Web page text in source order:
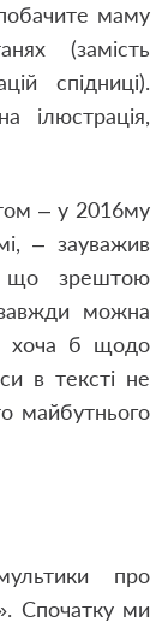
маму
(замість
спідниці).
ілюстрація,
– у 2016му
– зауважив
зрештою
можна
хоча б щодо
в тексті не
майбутнього
про
Спочатку ми